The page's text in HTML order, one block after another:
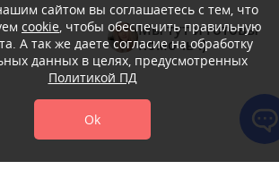
сайтом вы соглашаетесь с тем, что
cookie, чтобы обеспечить правильную
А так же даете согласие на обработку
данных в целях, предусмотренных
Политикой ПД
Ok
Мы тут и готовы
помочь :)